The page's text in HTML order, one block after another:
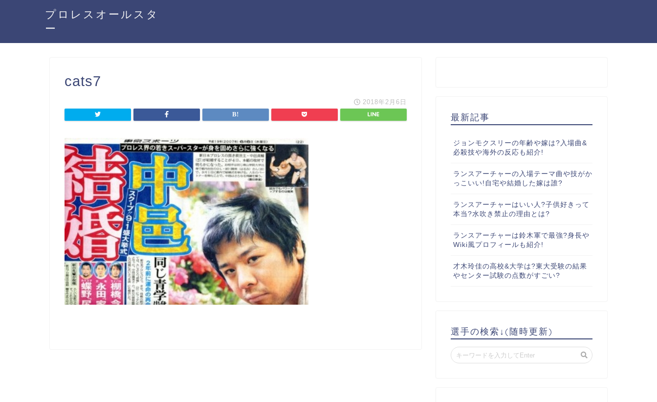
プロレスオールスタ
ー
cats7
2018年2月6日
最新記事
ジョンモクスリーの年齢や嫁は?入場曲&
必殺技や海外の反応も紹介!
ランスアーチャーの入場テーマ曲や技がか
っこいい!自宅や結婚した嫁は誰?
ランスアーチャーはいい人?子供好きって
本当?水吹き禁止の理由とは?
ランスアーチャーは鈴木軍で最強?身長や
Wiki風プロフィールも紹介!
才木玲佳の高校&大学は?東大受験の結果
やセンター試験の点数がすごい?
選手の検索↓(随時更新)